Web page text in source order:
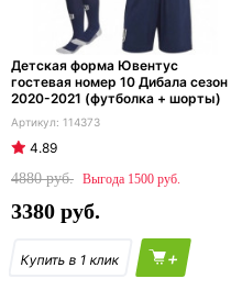
Детская форма Ювентус
гостевая номер 10 Дибала сезон
2020-2021 (футболка + шорты)
114373
4.89
4880
1500
3380
+